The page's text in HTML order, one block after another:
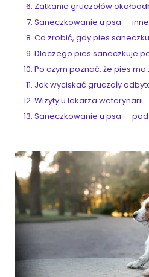
Zatkanie gruczołów
Saneczkowanie u psa —
Co zrobić, gdy pies
Dlaczego pies saneczkuje
Po czym poznać, że pies ma
Jak wyciskać gruczoły
Wizyty u lekarza weterynarii
Saneczkowanie u psa —